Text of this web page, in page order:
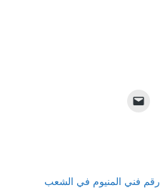
رقم فني المنيوم في الشعب